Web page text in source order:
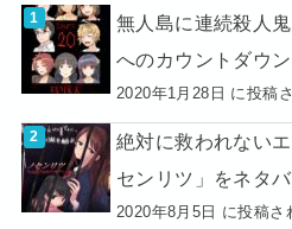
無人島に連続殺人
へのカウントダウ
2020年1月28日 に投稿
絶対に救われない
センリツ」をネタ
2020年8月5日 に投稿さ